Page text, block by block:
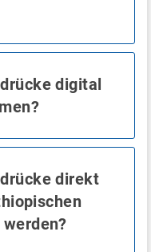
digital
direkt